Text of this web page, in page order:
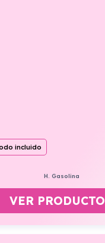
incluido
H. Gasolina
VER PRODUCTO